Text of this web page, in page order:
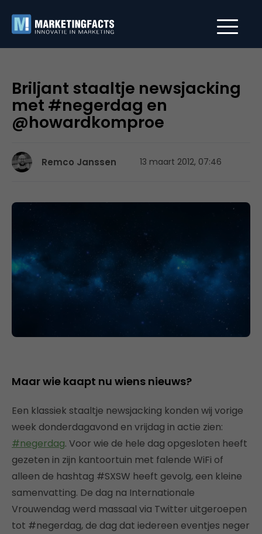
Briljant staaltje newsjacking
met #negerdag en
@howardkomproe
Remco Janssen 13 maart 2012, 07:46
Maar wie kaapt nu wiens nieuws?
Een klassiek staaltje newsjacking konden wij vorige
week donderdagavond en vrijdag in actie zien:
#negerdag. Voor wie de hele dag opgesloten heeft
gezeten in zijn kantoortuin met falende WiFi of
alleen de hashtag #SXSW heeft gevolg, een kleine
samenvatting. De dag na Internationale
Vrouwendag werd massaal via Twitter uitgeroepen
tot #negerdag, de dag dat iedereen eventjes neger